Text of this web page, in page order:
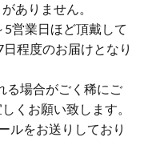
ありません。
営業日ほど頂戴して
程度のお届けとなり
る場合がごく稀にご
くお願い致します。
ルをお送りしており